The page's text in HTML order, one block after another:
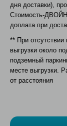
дня доставки),
Стоимость-
доплата при
** При
выгрузки около
подземный
месте выгрузки.
от расстояния